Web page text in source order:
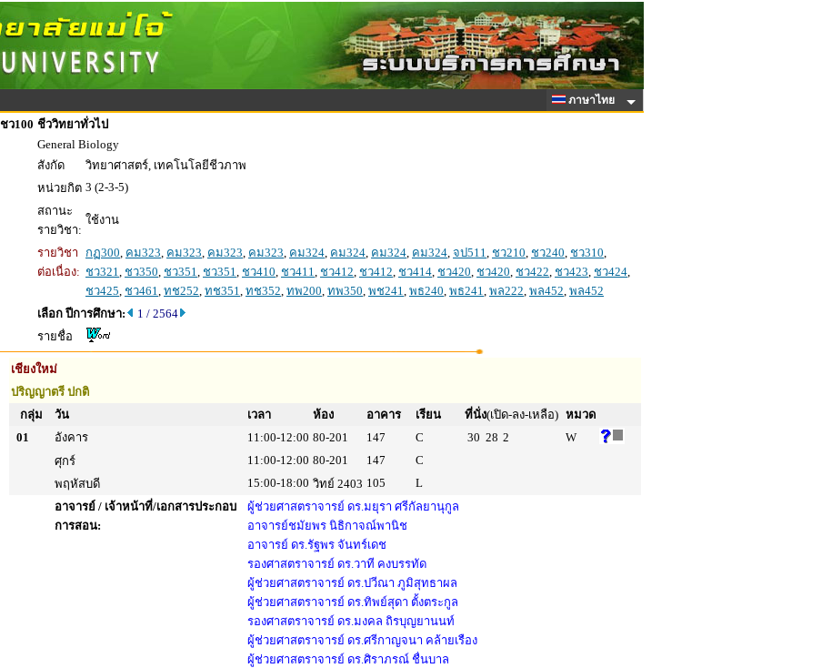
ภาษาไทย
ชว100 ชีววิทยาทั่วไป
General Biology
สังกัด
วิทยาศาสตร์, เทคโนโลยีชีวภาพ
หน่วยกิต 3 (2-3-5)
สถานะ
รายวิชา:
ใช้งาน
รายวิชา
ต่อเนื่อง:
กฏ300, คม323, คม323, คม323, คม323, คม324, คม324, คม324, คม324, จป511, ชว210, ชว240, ชว310,
ชว321, ชว350, ชว351, ชว351, ชว410, ชว411, ชว412, ชว412, ชว414, ชว420, ชว420, ชว422, ชว423, ชว424,
ชว425, ชว461, ทช252, ทช351, ทช352, ทพ200, ทพ350, พช241, พธ240, พธ241, พล222, พล452, พล452
เลือก ปีการศึกษา:
1 / 2564
รายชื่อ
เชียงใหม่
ปริญญาตรี ปกติ
กลุ่ม
วัน เวลา ห้อง อาคาร เรียน ที่นั่ง(เปิด-ลง-เหลือ) หมวด
01
อังคาร 11:00-12:00 80-201 147 C 30 28 2
W
ศุกร์
11:00-12:00 80-201 147
C
พฤหัสบดี
15:00-18:00 วิทย์ 2403 105
L
อาจารย์ / เจ้าหน้าที่/เอกสารประกอบ
การสอน:
ผู้ช่วยศาสตราจารย์ ดร.มยุรา ศรีกัลยานุกูล
อาจารย์ชมัยพร นิธิกาจณ์พานิช
อาจารย์ ดร.รัฐพร จันทร์เดช
รองศาสตราจารย์ ดร.วาที คงบรรทัด
ผู้ช่วยศาสตราจารย์ ดร.ปวีณา ภูมิสุทธาผล
ผู้ช่วยศาสตราจารย์ ดร.ทิพย์สุดา ตั้งตระกูล
รองศาสตราจารย์ ดร.มงคล ถิรบุญยานนท์
ผู้ช่วยศาสตราจารย์ ดร.ศรีกาญจนา คล้ายเรือง
ผู้ช่วยศาสตราจารย์ ดร.ศิราภรณ์ ชื่นบาล